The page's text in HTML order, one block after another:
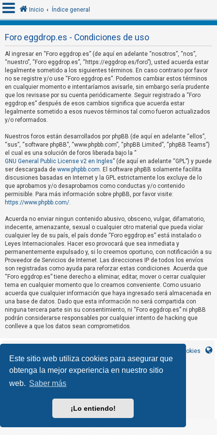
Este sitio web utiliza cookies para asegurar que
obtenga la mejor experiencia en nuestro sitio
web. Saber más
¡Lo entiendo!
I
d
e
n
t
i
f
i
c
a
r
s
e
R
e
g
i
s
t
r
a
r
s
T
e
s
Inicio Índice general
Foro eggdrop.es - Condiciones de uso
Al ingresar en “Foro eggdrop.es” (de aquí en adelante “nosotros”, “nos”,
“nuestro”, “Foro eggdrop.es”, “https://eggdrop.es/foro”), usted acuerda estar
legalmente sometido a los siguientes términos. En caso contrario por favor
no se registre y/o use “Foro eggdrop.es”. Podemos cambiar estos términos
en cualquier momento e intentaríamos avisarle, sin embargo sería prudente
que los revisase por su cuenta periódicamente. Seguir registrado a “Foro
eggdrop.es” después de esos cambios significa que acuerda estar
legalmente sometido a esos nuevos términos tal como fueron actualizados
y/o reformados.
Nuestros foros están desarrollados por phpBB (de aquí en adelante “ellos”,
“sus”, “software phpBB”, “www.phpbb.com”, “phpBB Limited”, “phpBB Teams”)
el cual es una solución de foros liberada bajo la “
GNU General Public License v2 en Ingles” (de aquí en adelante “GPL”) y puede
ser descargada de www.phpbb.com. El software phpBB solamente facilita
discusiones basadas en Internet y la GPL estrictamente los excluye de lo
que aprobamos y/o desaprobamos como conductas y/o contenido
permisible. Para más información sobre phpBB, por favor visite:
https://www.phpbb.com/.
Acuerda no enviar ningun contenido abusivo, obsceno, vulgar, difamatorio,
indecente, amenazante, sexual o cualquier otro material que pueda violar
cualquier ley de su país, el país donde “Foro eggdrop.es” está instalado o
Leyes Internacionales. Hacer eso provocará que sea inmediata y
permanentemente expulsado y, si lo creemos oportuno, con notificación a su
Proveedor de Servicios de Internet. Las direcciones IP de todos los envíos
son registradas como ayuda para reforzar estas condiciones. Acuerda que
“Foro eggdrop.es” tiene derecho a eliminar, editar, mover o cerrar cualquier
tema en cualquier momento que lo creamos conveniente. Como usuario
acuerda que cualquier información que haya ingresado será almacenada en
una base de datos. Dado que esta información no será compartida con
ninguna tercera parte sin su consentimiento, ni “Foro eggdrop.es” ni phpBB
podrán considerarse responsables por cualquier intento de hacking que
conlleve a que los datos sean comprometidos.
Borrar cookies
CleanSilver style by MannixMD
Traducción al español porphpBB España
Privacidad|Condiciones